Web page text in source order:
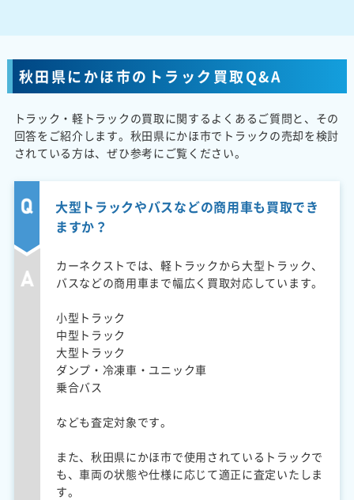
秋田県にかほ市のトラック買取Q&A
トラック・軽トラックの買取に関するよくあるご質問と、その
回答をご紹介します。秋田県にかほ市でトラックの売却を検討
されている方は、ぜひ参考にご覧ください。
大型トラックやバスなどの商用車も買取でき
ますか？
カーネクストでは、軽トラックから大型トラック、
バスなどの商用車まで幅広く買取対応しています。
小型トラック
中型トラック
大型トラック
ダンプ・冷凍車・ユニック車
乗合バス
なども査定対象です。
また、秋田県にかほ市で使用されているトラックで
も、車両の状態や仕様に応じて適正に査定いたしま
す。